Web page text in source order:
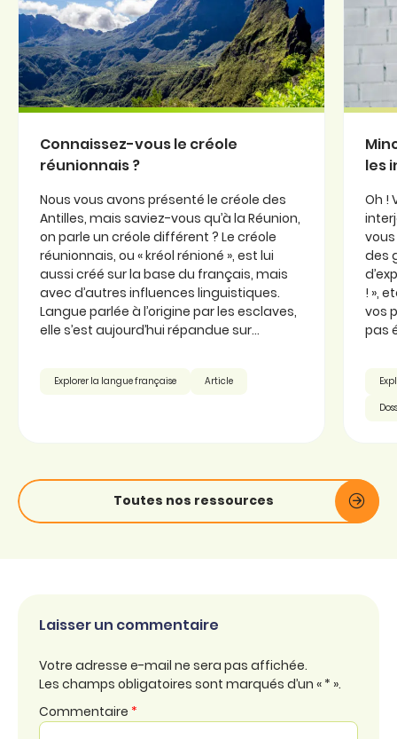
Connaissez-vous le créole
réunionnais ?
Nous vous avons présenté le créole des
Antilles, mais saviez-vous qu’à la Réunion,
on parle un créole différent ? Le créole
réunionnais, ou « kréol rénioné », est lui
aussi créé sur la base du français, mais
avec d’autres influences linguistiques.
Langue parlée à l’origine par les esclaves,
elle s’est aujourd’hui répandue sur...
Explorer la langue française Article
les
Oh !
des
! »,
vos
pas
Toutes nos ressources
Laisser un commentaire
Votre adresse e-mail ne sera pas affichée.
Les champs obligatoires sont marqués d’un « * ».
Commentaire *